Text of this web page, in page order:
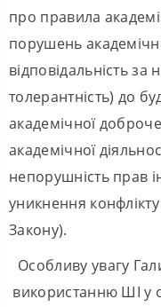
про правила
порушень
відповідальність
толерантність) до
академічної
академічної
непорушність прав
уникнення
Закону).
Особливу увагу
використанню ШІ у